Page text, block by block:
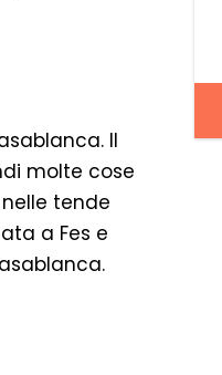
Il
molte cose
tende
a Fes e